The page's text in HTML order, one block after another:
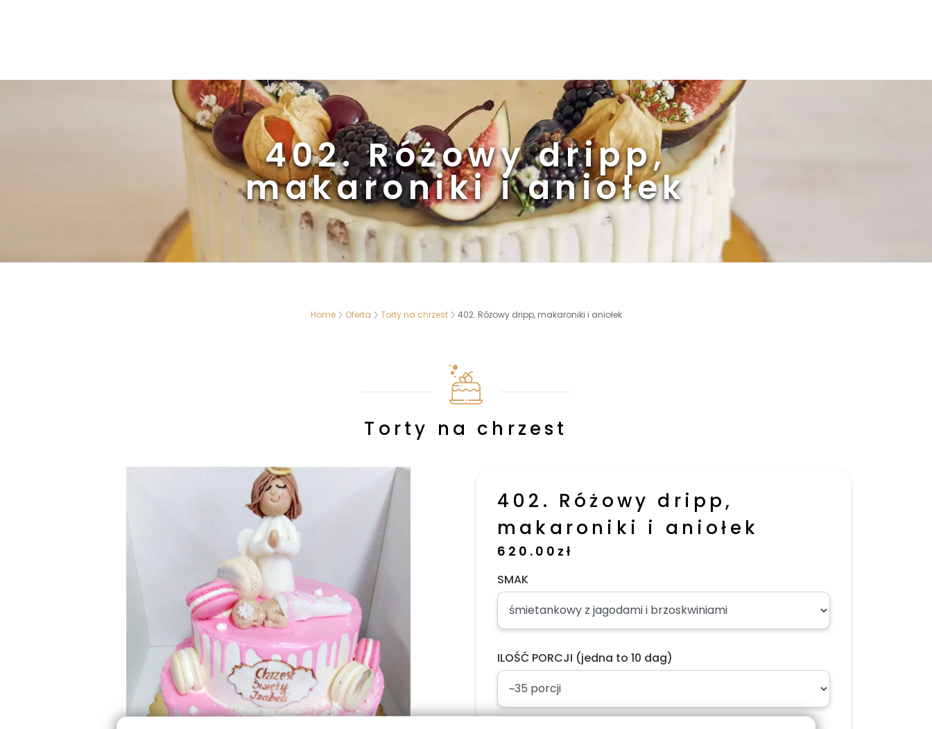
402. Różowy dripp,
makaroniki i aniołek
Home Oferta Torty na chrzest 402. Różowy dripp, makaroniki i aniołek
Torty na chrzest
402. Różowy dripp,
makaroniki i aniołek
620.00 zł
SMAK
ILOŚĆ PORCJI (jedna to 10 dag)